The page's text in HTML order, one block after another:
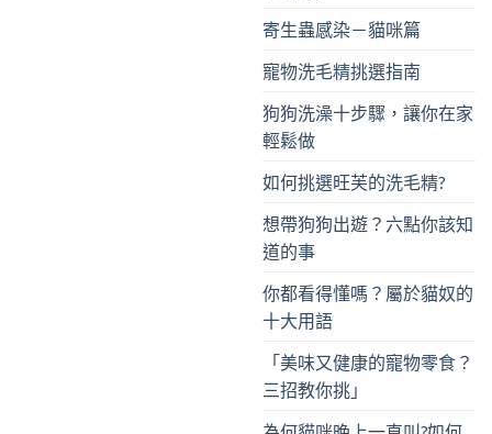
寄生蟲感染－貓咪篇
寵物洗毛精挑選指南
狗狗洗澡十步驟，讓你在家
輕鬆做
如何挑選旺芙的洗毛精?
想帶狗狗出遊？六點你該知
道的事
你都看得懂嗎？屬於貓奴的
十大用語
「美味又健康的寵物零食？
三招教你挑」